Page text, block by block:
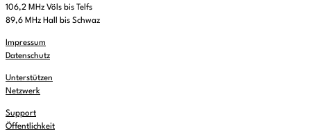
106,2 MHz Völs bis Telfs
89,6 MHz Hall bis Schwaz
Impressum
Datenschutz
Unterstützen
Netzwerk
Support
Öffentlichkeit